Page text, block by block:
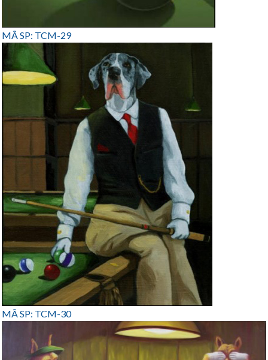
MÃ SP: TCM-29
MÃ SP: TCM-30